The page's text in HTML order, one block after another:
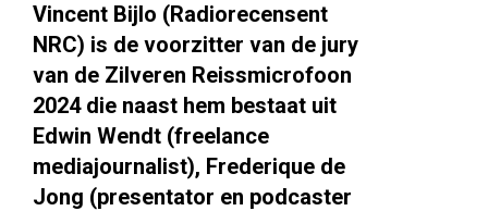
Vincent Bijlo (Radiorecensent
NRC) is de voorzitter van de jury
van de Zilveren Reissmicrofoon
2024 die naast hem bestaat uit
Edwin Wendt (freelance
mediajournalist), Frederique de
Jong (presentator en podcaster